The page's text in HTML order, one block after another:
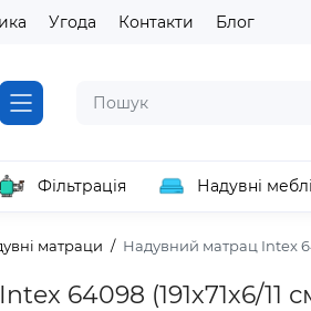
Угода Контакти Блог
Фільтрація Надувні меблі
матраци Надувний матрац Intex
64098 (191х71х6/11